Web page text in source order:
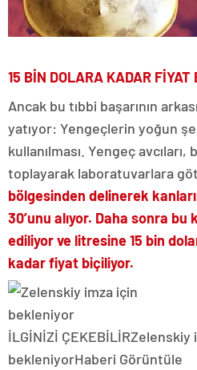
15 BİN DOLARA KADAR FİYAT
Ancak bu tıbbi başarının
yatıyor: Yengeçlerin yoğun
kullanılması. Yengeç avcıları,
toplayarak laboratuvarlara
bölgesinden delinerek
30’unu alıyor. Daha sonra
ediliyor ve litresine 15 bin
kadar fiyat biçiliyor.
İLGİNİZİ ÇEKEBİLİRZelenskiy
bekleniyorHaberi Görüntüle